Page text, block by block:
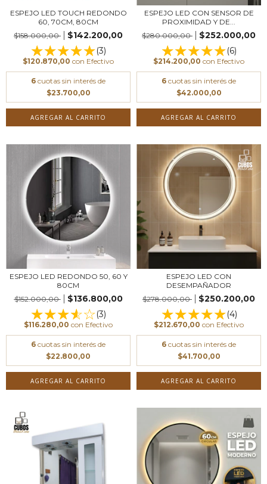
ESPEJO LED TOUCH REDONDO
60, 70CM, 80CM
$158.000,00
$142.200,00
(3)
$120.870,00 con Efectivo
6 cuotas sin interés de
$23.700,00
AGREGAR AL CARRITO
ESPEJO LED CON SENSOR DE
PROXIMIDAD Y DE...
$280.000,00
$252.000,00
(6)
$214.200,00 con Efectivo
6 cuotas sin interés de
$42.000,00
AGREGAR AL CARRITO
ESPEJO LED REDONDO 50, 60 Y
80CM
$152.000,00
$136.800,00
(3)
$116.280,00 con Efectivo
6 cuotas sin interés de
$22.800,00
AGREGAR AL CARRITO
ESPEJO LED CON
DESEMPAÑADOR
$278.000,00
$250.200,00
(4)
$212.670,00 con Efectivo
6 cuotas sin interés de
$41.700,00
AGREGAR AL CARRITO